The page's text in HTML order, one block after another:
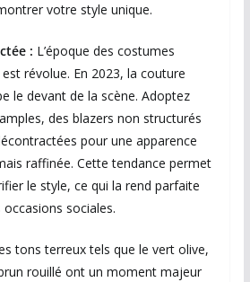
votre style unique.
: L’époque des costumes
révolue. En 2023, la couture
le devant de la scène. Adoptez
des blazers non structurés
pour une apparence
raffinée. Cette tendance permet
le style, ce qui la rend parfaite
sociales.
tons terreux tels que le vert olive,
rouillé ont un moment majeur